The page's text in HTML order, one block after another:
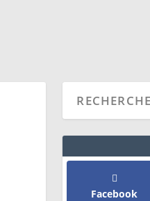
Facebook